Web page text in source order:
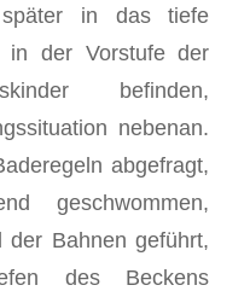
in das tiefe
in der Vorstufe der
befinden,
nebenan.
abgefragt,
geschwommen,
der Bahnen geführt,
des Beckens